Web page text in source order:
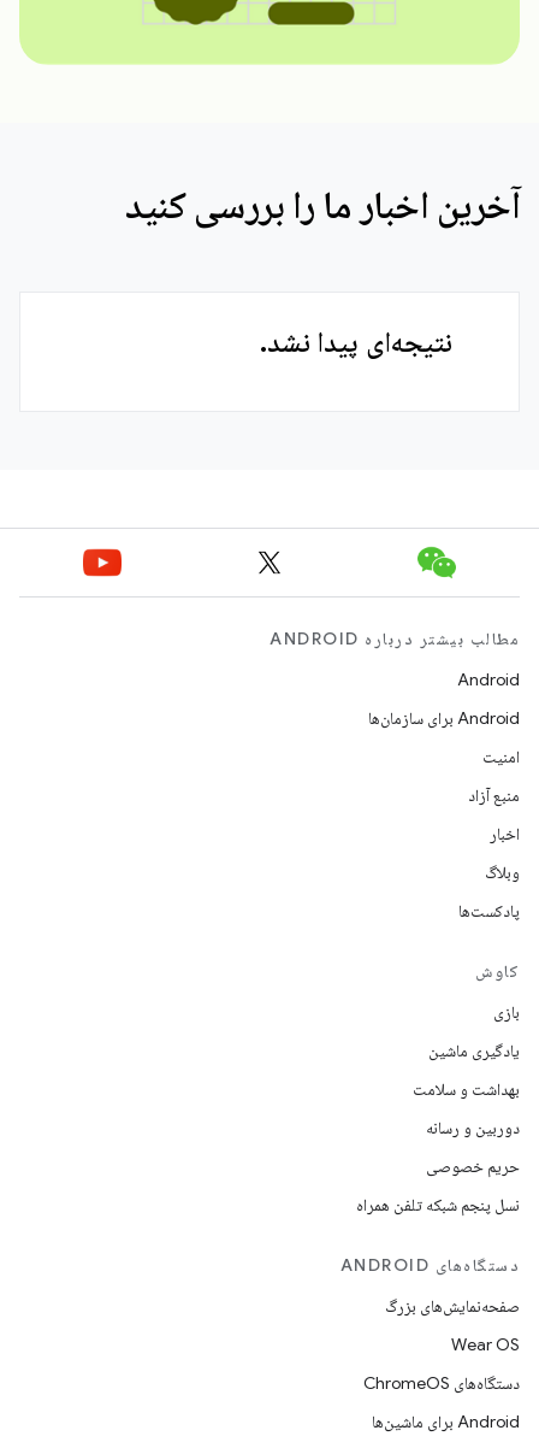
آخرین اخبار ما را بررسی کنید
نتیجه‌ای پیدا نشد.
مطالب بیشتر درباره ANDROID
Android
Android برای سازمان‌ها
امنیت
منبع آزاد
اخبار
وبلاگ
پادکست‌ها
کاوش
بازی
یادگیری ماشین
بهداشت و سلامت
دوربین و رسانه
حریم خصوصی
نسل پنجم شبکه تلفن همراه
دستگاه‌های ANDROID
صفحه‌نمایش‌های بزرگ
Wear OS
دستگاه‌های ChromeOS
Android برای ماشین‌ها